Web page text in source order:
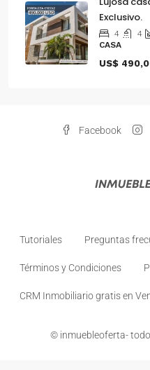
Exclusivo.
4 4
CASA
US$
Facebook
Tutoriales Preguntas
Términos y Condiciones
CRM Inmobiliario gratis en
© inmuebleoferta-